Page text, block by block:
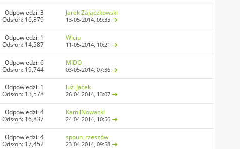
Odpowiedzi:3
Odsłon: 16,879
Jarek Zajączkowski
13-05-2014,09:35
Odpowiedzi: 1
Odsłon: 14,587
Wiciu
11-05-2014, 10:21
Odpowiedzi:6
Odsłon: 19,744
MIDO
03-05-2014,07:36
Odpowiedzi: 1
Odsłon: 13,578
luz_jacek
26-04-2014, 13:07
Odpowiedzi:4
Odsłon: 16,837
KamilNowacki
24-04-2014, 10:56
Odpowiedzi:4
Odsłon: 17,452
spoun_rzeszów
23-04-2014,09:58